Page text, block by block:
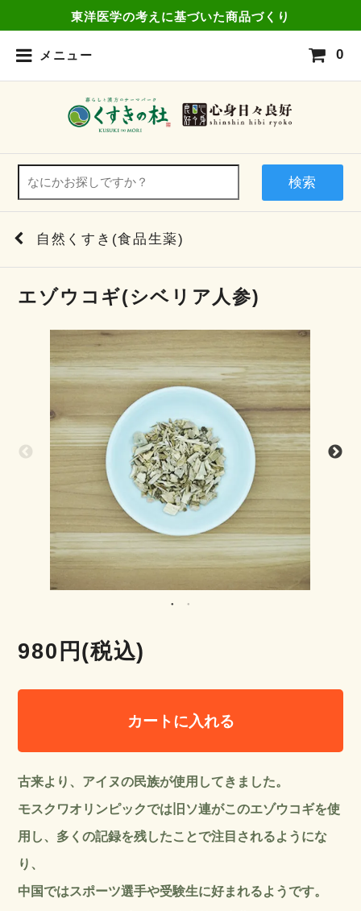
東洋医学の考えに基づいた商品づくり
メニュー 0
検索
自然くすき(食品生薬)
エゾウコギ(シベリア人参)
980円(税込)
カートに入れる
古来より、アイヌの民族が使用してきました。
モスクワオリンピックでは旧ソ連がこのエゾウコギを使
用し、多くの記録を残したことで注目されるようにな
り、
中国ではスポーツ選手や受験生に好まれるようです。